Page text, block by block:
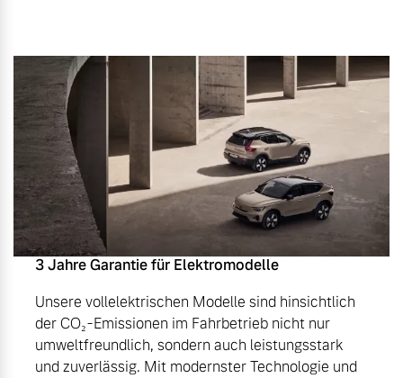
3 Jahre Garantie für Elektromodelle
Unsere vollelektrischen Modelle sind hinsichtlich
der CO₂-Emissionen im Fahrbetrieb nicht nur
umweltfreundlich, sondern auch leistungsstark
und zuverlässig. Mit modernster Technologie und